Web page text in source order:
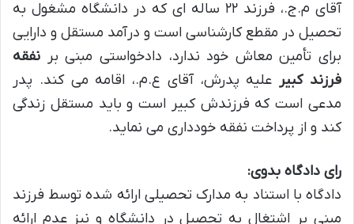
آقای م.ج.، فرزند ۲۲ ساله ای که در دانشگاه مشغول به
تحصیل در مقطع کارشناسی است و درآمد مستقل و دارایی
برای تأمین معاش خود ندارد، دادخواستی مبنی بر نفقه
فرزند کبیر علیه پدرش، آقای ع.م.، اقامه می کند. پدر
مدعی است که فرزندش کبیر است و باید مستقل زندگی
کند و از پرداخت نفقه خودداری می نماید.
رای دادگاه بدوی:
دادگاه با استناد به مدارک تحصیلی ارائه شده توسط فرزند
مبنی بر اشتغال به تحصیل در دانشگاه و نیز عدم ارائه